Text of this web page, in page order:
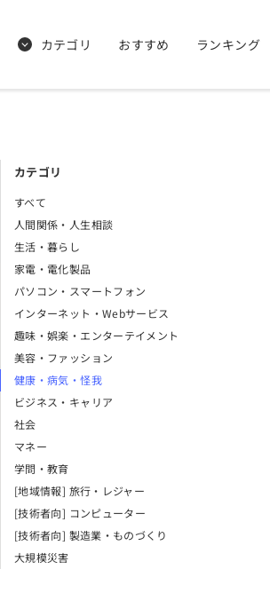
カテゴリ おすすめ ランキング
カテゴリ
すべて
人間関係・人生相談
生活・暮らし
家電・電化製品
パソコン・スマートフォン
インターネット・Webサービス
趣味・娯楽・エンターテイメント
美容・ファッション
健康・病気・怪我
ビジネス・キャリア
社会
マネー
学問・教育
[地域情報] 旅行・レジャー
[技術者向] コンピューター
[技術者向] 製造業・ものづくり
大規模災害